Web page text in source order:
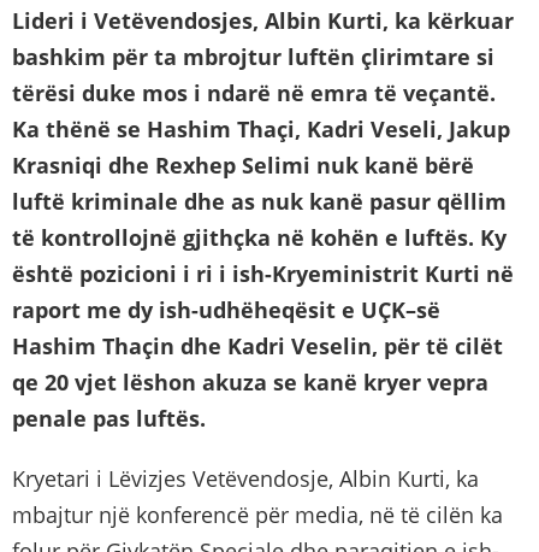
Lideri i Vetëvendosjes, Albin Kurti, ka kërkuar
bashkim për ta mbrojtur luftën çlirimtare si
tërësi duke mos i ndarë në emra të veçantë.
Ka thënë se Hashim Thaçi, Kadri Veseli, Jakup
Krasniqi dhe Rexhep Selimi nuk kanë bërë
luftë kriminale dhe as nuk kanë pasur qëllim
të kontrollojnë gjithçka në kohën e luftës. Ky
është pozicioni i ri i ish-Kryeministrit Kurti në
raport me dy ish-udhëheqësit e UÇK–së
Hashim Thaçin dhe Kadri Veselin, për të cilët
qe 20 vjet lëshon akuza se kanë kryer vepra
penale pas luftës.
Kryetari i Lëvizjes Vetëvendosje, Albin Kurti, ka
mbajtur një konferencë për media, në të cilën ka